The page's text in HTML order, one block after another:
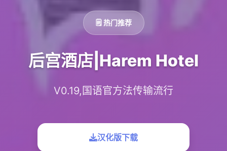
🗒️ 热门推荐
后宫酒店|Harem Hotel
V0.19,国语官方法传输流行
汉化版下载